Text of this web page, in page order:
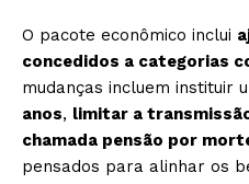
O pacote econômico inclui
concedidos a categorias
mudanças incluem instituir
anos, limitar a
chamada pensão por
pensados para alinhar os